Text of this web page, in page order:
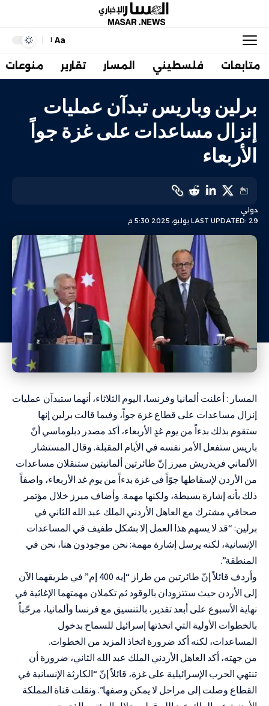
Aa
متابعات فلسطيني المسار تقارير منوعات
برلين وباريس تبدآن عمليات
إنزال مساعدات على غزة جواً
الأربعاء
LAST UPDATED: 29 يوليو، 2025 5:30 م
دولي
المسار : أعلنت ألمانيا وفرنسا، اليوم الثلاثاء، أنهما ستبدآن عمليات
إنزال مساعدات على قطاع غزة جواً، وفيما قالت برلين إنها
ستقوم بذلك بدءاً من يوم غدٍ الأربعاء، أكد مصدر دبلوماسي أنّ
باريس ستفعل الأمر نفسه في الأيام المقبلة. وقال المستشار
الألماني فريدريش ميرز إنّ طائرتين ألمانيتين ستنقلان مساعدات
من الأردن لإسقاطها جوّاً في غزة بدءاً من يوم غد الأربعاء، واصفاً
ذلك بأنه إشارة بسيطة، ولكنها مهمة. وأضاف ميرز خلال مؤتمر
صحافي مشترك مع العاهل الأردني الملك عبد الله الثاني في
برلين: “قد لا يسهم هذا العمل إلا بشكل طفيف في المساعدات
الإنسانية، لكنه يرسل إشارة مهمة: نحن موجودون هنا، نحن في
المنطقة”.
وأردف قائلاً إنّ طائرتين من طراز “إيه 400 إم” في طريقهما الآن
إلى الأردن حيث ستتزودان بالوقود ثم تكملان مهمتهما الإغاثية في
نهاية الأسبوع على أبعد تقدير، بالتنسيق مع فرنسا وألمانيا، مرحّباً
بالخطوات الأولية التي اتخذتها إسرائيل للسماح بدخول
المساعدات، لكنه أكد ضرورة اتخاذ المزيد من الخطوات.
من جهته، أكد العاهل الأردني الملك عبد الله الثاني، ضرورة أن
تنتهي الحرب الإسرائيلية على غزة، قائلاً إنّ “الكارثة الإنسانية في
القطاع وصلت إلى مراحل لا يمكن وصفها”. ونقلت قناة المملكة